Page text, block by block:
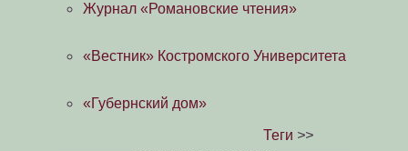
Журнал «Романовские чтения»
«Вестник» Костромского Университета
«Губернский дом»
Теги >>